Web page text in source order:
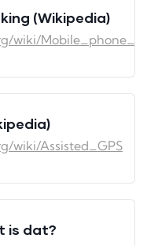
(Wikipedia)
wiki/
wiki/Assisted_GPS
is dat?